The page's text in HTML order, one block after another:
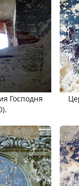
Господня